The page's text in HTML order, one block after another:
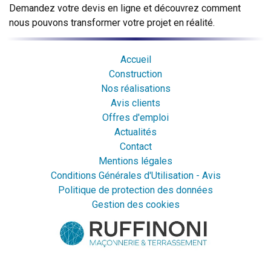
Demandez votre devis en ligne et découvrez comment
nous pouvons transformer votre projet en réalité.
Accueil
Construction
Nos réalisations
Avis clients
Offres d'emploi
Actualités
Contact
Mentions légales
Conditions Générales d'Utilisation - Avis
Politique de protection des données
Gestion des cookies